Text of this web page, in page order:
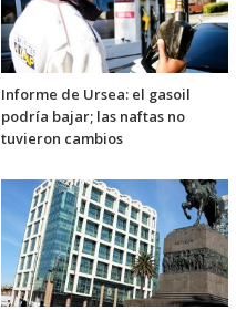
Informe de Ursea: el gasoil
podría bajar; las naftas no
tuvieron cambios